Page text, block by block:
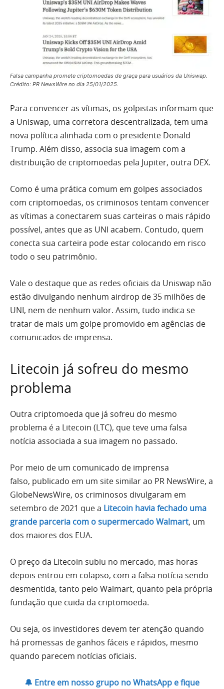
Falsa campanha promete criptomoedas de graça para usuários da Uniswap.
Crédito: PR NewsWire no dia 25/01/2025.
Para convencer as vítimas, os golpistas informam que
a Uniswap, uma corretora descentralizada, tem uma
nova política alinhada com o presidente Donald
Trump. Além disso, associa sua imagem com a
distribuição de criptomoedas pela Jupiter, outra DEX.
Como é uma prática comum em golpes associados
com criptomoedas, os criminosos tentam convencer
as vítimas a conectarem suas carteiras o mais rápido
possível, antes que as UNI acabem. Contudo, quem
conecta sua carteira pode estar colocando em risco
todo o seu patrimônio.
Vale o destaque que as redes oficiais da Uniswap não
estão divulgando nenhum airdrop de 35 milhões de
UNI, nem de nenhum valor. Assim, tudo indica se
tratar de mais um golpe promovido em agências de
comunicados de imprensa.
Litecoin já sofreu do mesmo
problema
Outra criptomoeda que já sofreu do mesmo
problema é a Litecoin (LTC), que teve uma falsa
notícia associada a sua imagem no passado.
Por meio de um comunicado de imprensa
falso, publicado em um site similar ao PR NewsWire, a
GlobeNewsWire, os criminosos divulgaram em
setembro de 2021 que a Litecoin havia fechado uma
grande parceria com o supermercado Walmart, um
dos maiores dos EUA.
O preço da Litecoin subiu no mercado, mas horas
depois entrou em colapso, com a falsa notícia sendo
desmentida, tanto pelo Walmart, quanto pela própria
fundação que cuida da criptomoeda.
Ou seja, os investidores devem ter atenção quando
há promessas de ganhos fáceis e rápidos, mesmo
quando parecem notícias oficiais.
🔔 Entre em nosso grupo no WhatsApp e fique